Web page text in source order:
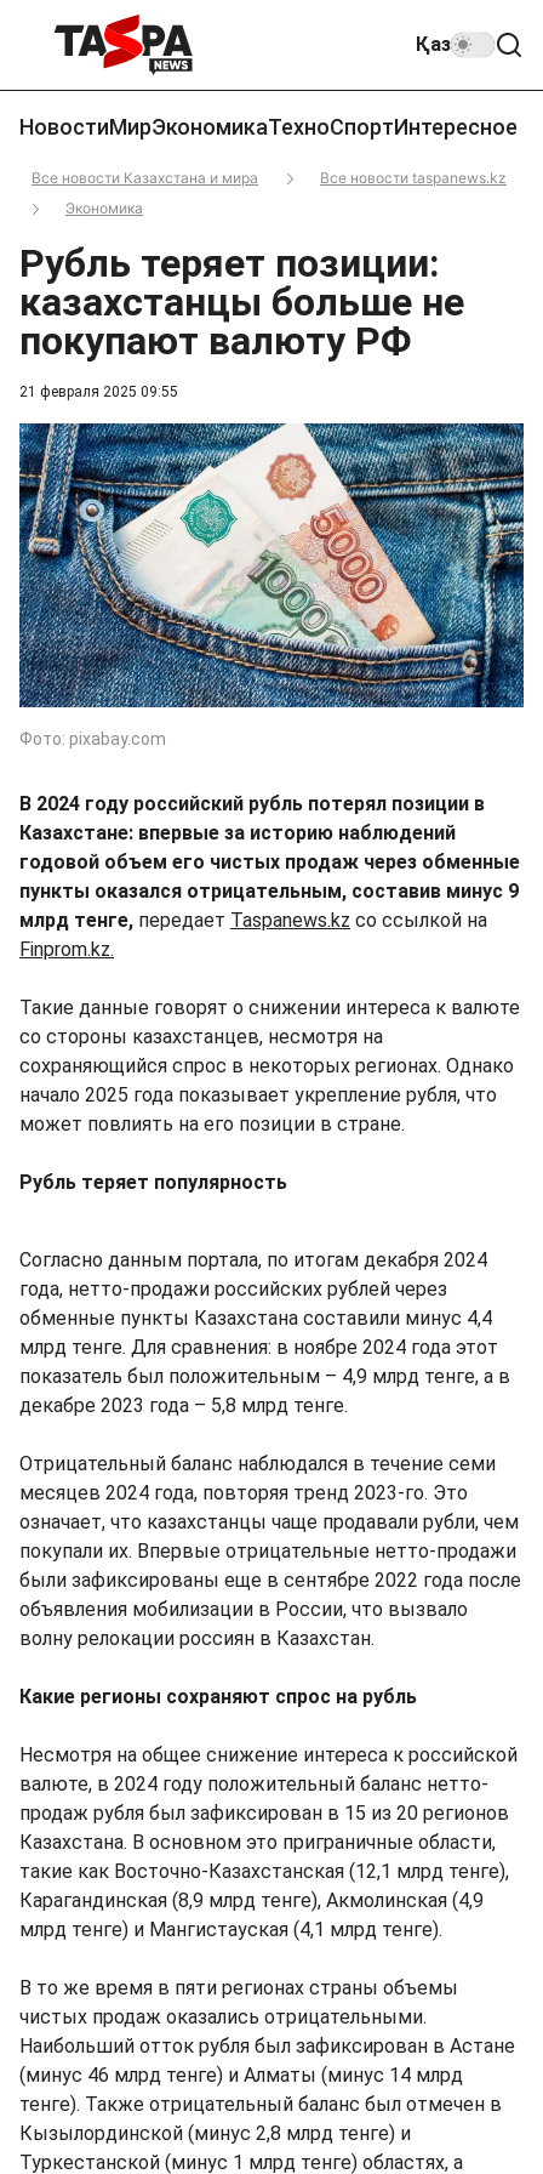
Қаз
НовостиМирЭкономикаТехноСпортИнтересное
Все новости Казахстана и мира
Все новости taspanews.kz
Экономика
21 февраля 2025 09:55
Рубль теряет позиции:
казахстанцы больше не
покупают валюту РФ
Фото: pixabay.com
В 2024 году российский рубль потерял позиции в
Казахстане: впервые за историю наблюдений
годовой объем его чистых продаж через обменные
пункты оказался отрицательным, составив минус 9
млрд тенге, передает Taspanews.kz со ссылкой на
Finprom.kz.
Такие данные говорят о снижении интереса к валюте
со стороны казахстанцев, несмотря на
сохраняющийся спрос в некоторых регионах. Однако
начало 2025 года показывает укрепление рубля, что
может повлиять на его позиции в стране.
Рубль теряет популярность
Согласно данным портала, по итогам декабря 2024
года, нетто-продажи российских рублей через
обменные пункты Казахстана составили минус 4,4
млрд тенге. Для сравнения: в ноябре 2024 года этот
показатель был положительным – 4,9 млрд тенге, а в
декабре 2023 года – 5,8 млрд тенге.
Отрицательный баланс наблюдался в течение семи
месяцев 2024 года, повторяя тренд 2023-го. Это
означает, что казахстанцы чаще продавали рубли, чем
покупали их. Впервые отрицательные нетто-продажи
были зафиксированы еще в сентябре 2022 года после
объявления мобилизации в России, что вызвало
волну релокации россиян в Казахстан.
Какие регионы сохраняют спрос на рубль
Несмотря на общее снижение интереса к российской
валюте, в 2024 году положительный баланс нетто-
продаж рубля был зафиксирован в 15 из 20 регионов
Казахстана. В основном это приграничные области,
такие как Восточно-Казахстанская (12,1 млрд тенге),
Карагандинская (8,9 млрд тенге), Акмолинская (4,9
млрд тенге) и Мангистауская (4,1 млрд тенге).
В то же время в пяти регионах страны объемы
чистых продаж оказались отрицательными.
Наибольший отток рубля был зафиксирован в Астане
(минус 46 млрд тенге) и Алматы (минус 14 млрд
тенге). Также отрицательный баланс был отмечен в
Кызылординской (минус 2,8 млрд тенге) и
Туркестанской (минус 1 млрд тенге) областях, а